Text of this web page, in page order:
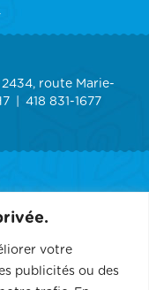
votre
publicités ou des
2434, route Marie-
418 831-1677